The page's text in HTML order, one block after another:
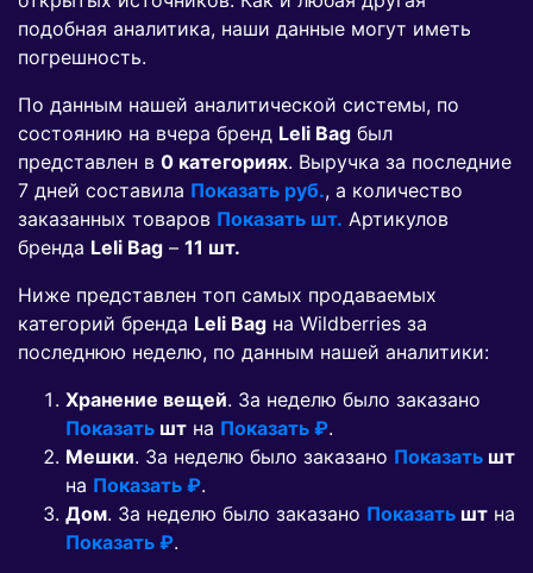
подобная аналитика, наши данные могут иметь
погрешность.
По данным нашей аналитической системы, по
состоянию на вчера бренд Leli Bag был
представлен в 0 категориях. Выручка за последние
7 дней составила Показать руб., а количество
заказанных товаров Показать шт. Артикулов
бренда Leli Bag – 11 шт.
Ниже представлен топ самых продаваемых
категорий бренда Leli Bag на Wildberries за
последнюю неделю, по данным нашей аналитики:
Хранение вещей. За неделю было заказано
Показать шт на Показать ₽.
Мешки. За неделю было заказано Показать шт
на Показать ₽.
Дом. За неделю было заказано Показать шт на
Показать ₽.